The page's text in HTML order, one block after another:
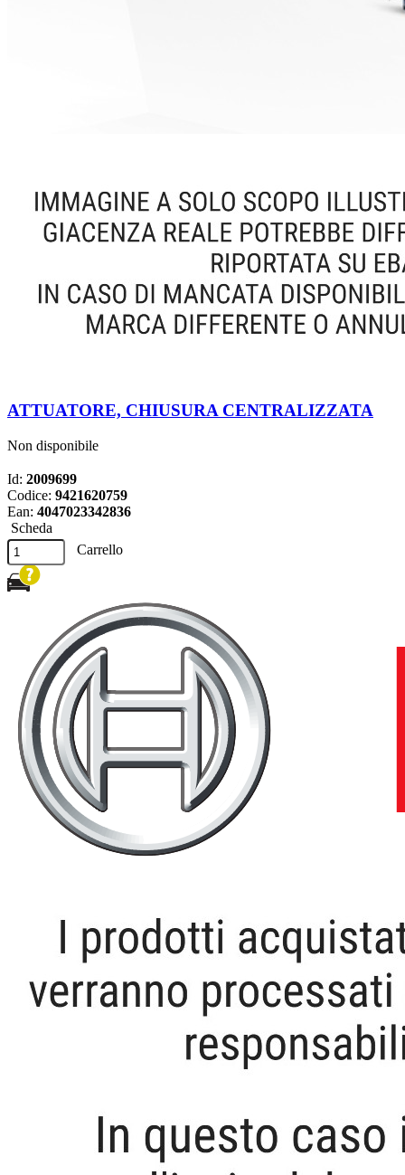
ATTUATORE, CHIUSURA CENTRALIZZATA
Non disponibile
Id: 2009699
Codice: 9421620759
Ean: 4047023342836
Scheda
Carrello